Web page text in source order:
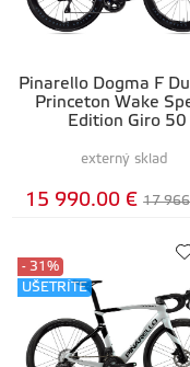
Pinarello Dogma F
Princeton Wake
Edition Giro 50
externý sklad
15 990.00 € 17
- 31%
UŠETRÍTE